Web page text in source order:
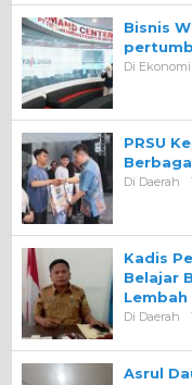
Bisnis
Di
PRSU
Di Daerah
Kadis
Belajar
Di Daerah
Asrul